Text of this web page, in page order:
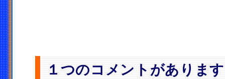
１つのコメントがありま